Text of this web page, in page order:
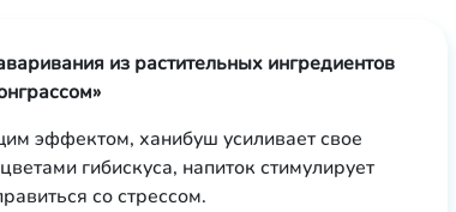
из растительных ингредиентов
эффектом, ханибуш усиливает свое
гибискуса, напиток стимулирует
со стрессом.